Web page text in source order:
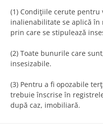
(1) Condiţiile cerute pentru
inalienabilitate se aplică în
prin care se stipulează
(2) Toate bunurile care
insesizabile.
(3) Pentru a fi opozabile
trebuie înscrise în
după caz, imobiliară.